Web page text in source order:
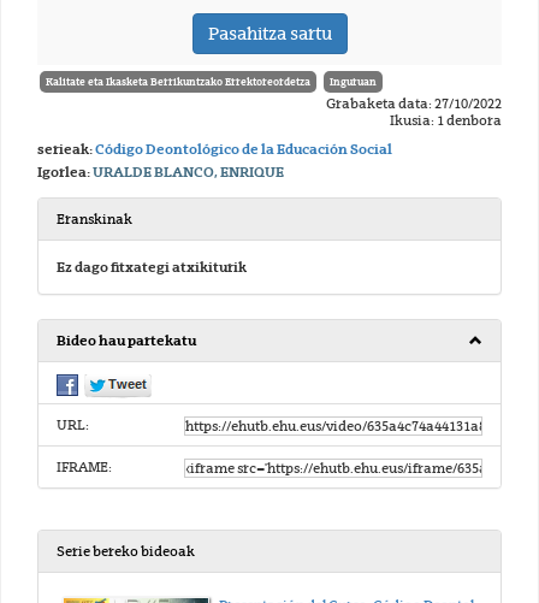
Kalitate eta Ikasketa Berrikuntzako Errektoreordetza Inguruan
Grabaketa data: 27/10/2022
Ikusia: 1 denbora
serieak:Código Deontológico de la Educación Social
Igorlea:URALDE BLANCO, ENRIQUE
Eranskinak
Ez dago fitxategi atxikiturik
Bideo hau partekatu
URL:
IFRAME:
Serie bereko bideoak